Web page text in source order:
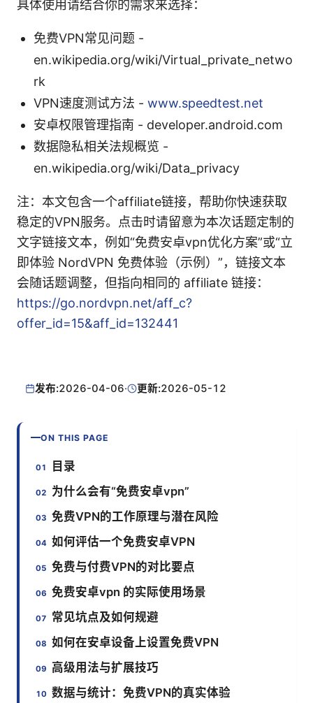
具体使用请结合你的需求来选择：
免费VPN常见问题 -
en.wikipedia.org/wiki/Virtual_private_netwo
rk
VPN速度测试方法 - www.speedtest.net
安卓权限管理指南 - developer.android.com
数据隐私相关法规概览 -
en.wikipedia.org/wiki/Data_privacy
注：本文包含一个affiliate链接，帮助你快速获取
稳定的VPN服务。点击时请留意为本次话题定制的
文字链接文本，例如“免费安卓vpn优化方案”或“立
即体验 NordVPN 免费体验（示例）”，链接文本
会随话题调整，但指向相同的 affiliate 链接：
https://go.nordvpn.net/aff_c?
offer_id=15&aff_id=132441
发布:2026-04-06· 更新:2026-05-12
ON THIS PAGE
目录
为什么会有“免费安卓vpn”
免费VPN的工作原理与潜在风险
如何评估一个免费安卓VPN
免费与付费VPN的对比要点
免费安卓vpn 的实际使用场景
常见坑点及如何规避
如何在安卓设备上设置免费VPN
高级用法与扩展技巧
数据与统计：免费VPN的真实体验